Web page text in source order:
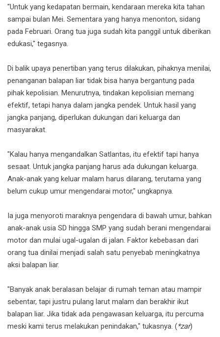
"Untuk yang kedapatan bermain, kendaraan mereka kita tahan
sampai bulan Mei. Sementara yang hanya menonton, sidang
pada Februari. Orang tua juga sudah kita panggil untuk diberikan
edukasi," tegasnya.
Di balik upaya penertiban yang terus dilakukan, pihaknya menilai,
penanganan balapan liar tidak bisa hanya bergantung pada
pihak kepolisian. Menurutnya, tindakan kepolisian memang
efektif, tetapi hanya dalam jangka pendek. Untuk hasil yang
jangka panjang, diperlukan dukungan dari keluarga dan
masyarakat.
"Kalau hanya mengandalkan Satlantas, itu efektif tapi hanya
sesaat. Untuk jangka panjang harus ada dukungan keluarga.
Anak-anak yang keluar malam harus dilarang, terutama yang
belum cukup umur mengendarai motor," ungkapnya.
Ia juga menyoroti maraknya pengendara di bawah umur, bahkan
anak-anak usia SD hingga SMP yang sudah berani mengendarai
motor dan mulai ugal-ugalan di jalan. Faktor kebebasan dari
orang tua dinilai menjadi salah satu penyebab meningkatnya
aksi balapan liar.
"Banyak anak beralasan belajar di rumah teman atau mampir
sebentar, tapi justru pulang larut malam dan berakhir ikut
balapan liar. Jika tidak ada pengawasan keluarga, itu percuma
meski kami terus melakukan penindakan," tukasnya. (*zar)